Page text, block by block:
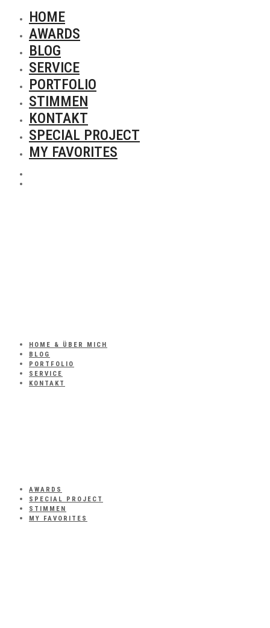
HOME
AWARDS
BLOG
SERVICE
PORTFOLIO
STIMMEN
KONTAKT
SPECIAL PROJECT
MY FAVORITES
HOME & ÜBER MICH
BLOG
PORTFOLIO
SERVICE
KONTAKT
AWARDS
SPECIAL PROJECT
STIMMEN
MY FAVORITES